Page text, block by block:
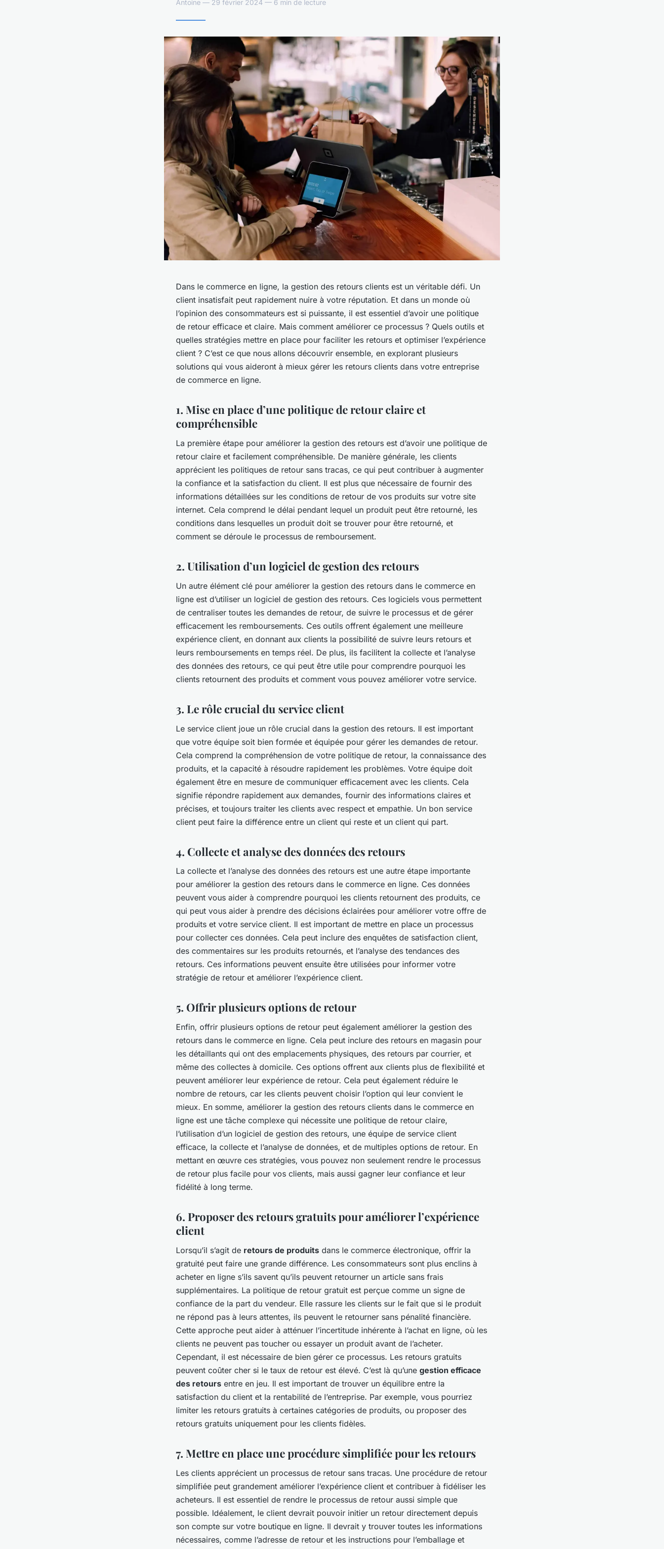
Antoine — 29 février 2024 — 6 min de lecture
Dans le commerce en ligne, la gestion des retours clients est un véritable défi. Un
client insatisfait peut rapidement nuire à votre réputation. Et dans un monde où
l’opinion des consommateurs est si puissante, il est essentiel d’avoir une politique
de retour efficace et claire. Mais comment améliorer ce processus ? Quels outils et
quelles stratégies mettre en place pour faciliter les retours et optimiser l’expérience
client ? C’est ce que nous allons découvrir ensemble, en explorant plusieurs
solutions qui vous aideront à mieux gérer les retours clients dans votre entreprise
de commerce en ligne.
1. Mise en place d’une politique de retour claire et
compréhensible
La première étape pour améliorer la gestion des retours est d’avoir une politique de
retour claire et facilement compréhensible. De manière générale, les clients
apprécient les politiques de retour sans tracas, ce qui peut contribuer à augmenter
la confiance et la satisfaction du client. Il est plus que nécessaire de fournir des
informations détaillées sur les conditions de retour de vos produits sur votre site
internet. Cela comprend le délai pendant lequel un produit peut être retourné, les
conditions dans lesquelles un produit doit se trouver pour être retourné, et
comment se déroule le processus de remboursement.
2. Utilisation d’un logiciel de gestion des retours
Un autre élément clé pour améliorer la gestion des retours dans le commerce en
ligne est d’utiliser un logiciel de gestion des retours. Ces logiciels vous permettent
de centraliser toutes les demandes de retour, de suivre le processus et de gérer
efficacement les remboursements. Ces outils offrent également une meilleure
expérience client, en donnant aux clients la possibilité de suivre leurs retours et
leurs remboursements en temps réel. De plus, ils facilitent la collecte et l’analyse
des données des retours, ce qui peut être utile pour comprendre pourquoi les
clients retournent des produits et comment vous pouvez améliorer votre service.
3. Le rôle crucial du service client
Le service client joue un rôle crucial dans la gestion des retours. Il est important
que votre équipe soit bien formée et équipée pour gérer les demandes de retour.
Cela comprend la compréhension de votre politique de retour, la connaissance des
produits, et la capacité à résoudre rapidement les problèmes. Votre équipe doit
également être en mesure de communiquer efficacement avec les clients. Cela
signifie répondre rapidement aux demandes, fournir des informations claires et
précises, et toujours traiter les clients avec respect et empathie. Un bon service
client peut faire la différence entre un client qui reste et un client qui part.
4. Collecte et analyse des données des retours
La collecte et l’analyse des données des retours est une autre étape importante
pour améliorer la gestion des retours dans le commerce en ligne. Ces données
peuvent vous aider à comprendre pourquoi les clients retournent des produits, ce
qui peut vous aider à prendre des décisions éclairées pour améliorer votre offre de
produits et votre service client. Il est important de mettre en place un processus
pour collecter ces données. Cela peut inclure des enquêtes de satisfaction client,
des commentaires sur les produits retournés, et l’analyse des tendances des
retours. Ces informations peuvent ensuite être utilisées pour informer votre
stratégie de retour et améliorer l’expérience client.
5. Offrir plusieurs options de retour
Enfin, offrir plusieurs options de retour peut également améliorer la gestion des
retours dans le commerce en ligne. Cela peut inclure des retours en magasin pour
les détaillants qui ont des emplacements physiques, des retours par courrier, et
même des collectes à domicile. Ces options offrent aux clients plus de flexibilité et
peuvent améliorer leur expérience de retour. Cela peut également réduire le
nombre de retours, car les clients peuvent choisir l’option qui leur convient le
mieux. En somme, améliorer la gestion des retours clients dans le commerce en
ligne est une tâche complexe qui nécessite une politique de retour claire,
l’utilisation d’un logiciel de gestion des retours, une équipe de service client
efficace, la collecte et l’analyse de données, et de multiples options de retour. En
mettant en œuvre ces stratégies, vous pouvez non seulement rendre le processus
de retour plus facile pour vos clients, mais aussi gagner leur confiance et leur
fidélité à long terme.
6. Proposer des retours gratuits pour améliorer l’expérience
client
Lorsqu’il s’agit de retours de produits dans le commerce électronique, offrir la
gratuité peut faire une grande différence. Les consommateurs sont plus enclins à
acheter en ligne s’ils savent qu’ils peuvent retourner un article sans frais
supplémentaires. La politique de retour gratuit est perçue comme un signe de
confiance de la part du vendeur. Elle rassure les clients sur le fait que si le produit
ne répond pas à leurs attentes, ils peuvent le retourner sans pénalité financière.
Cette approche peut aider à atténuer l’incertitude inhérente à l’achat en ligne, où les
clients ne peuvent pas toucher ou essayer un produit avant de l’acheter.
Cependant, il est nécessaire de bien gérer ce processus. Les retours gratuits
peuvent coûter cher si le taux de retour est élevé. C’est là qu’une gestion efficace
des retours entre en jeu. Il est important de trouver un équilibre entre la
satisfaction du client et la rentabilité de l’entreprise. Par exemple, vous pourriez
limiter les retours gratuits à certaines catégories de produits, ou proposer des
retours gratuits uniquement pour les clients fidèles.
7. Mettre en place une procédure simplifiée pour les retours
Les clients apprécient un processus de retour sans tracas. Une procédure de retour
simplifiée peut grandement améliorer l’expérience client et contribuer à fidéliser les
acheteurs. Il est essentiel de rendre le processus de retour aussi simple que
possible. Idéalement, le client devrait pouvoir initier un retour directement depuis
son compte sur votre boutique en ligne. Il devrait y trouver toutes les informations
nécessaires, comme l’adresse de retour et les instructions pour l’emballage et